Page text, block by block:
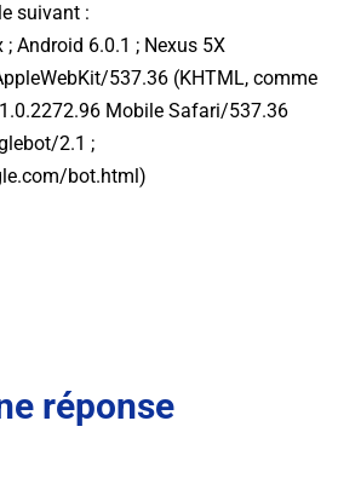
suivant :
Android 6.0.1 ; Nexus 5X
537.36 (KHTML, comme
Mobile Safari/537.36
2.1 ;
bot.html)
réponse